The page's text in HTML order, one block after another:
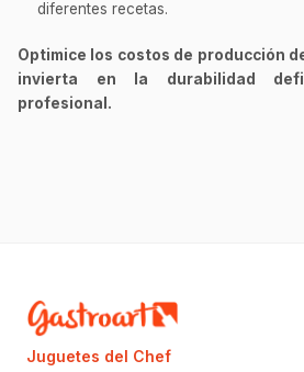
diferentes recetas.
Optimice los costos de producción
invierta en la durabilidad
profesional.
Juguetes del Chef